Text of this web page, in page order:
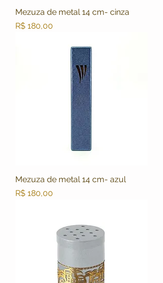
Mezuza de metal 14 cm- cinza
Preço
R$ 180,00
Mezuza de metal 14 cm- azul
Preço
R$ 180,00